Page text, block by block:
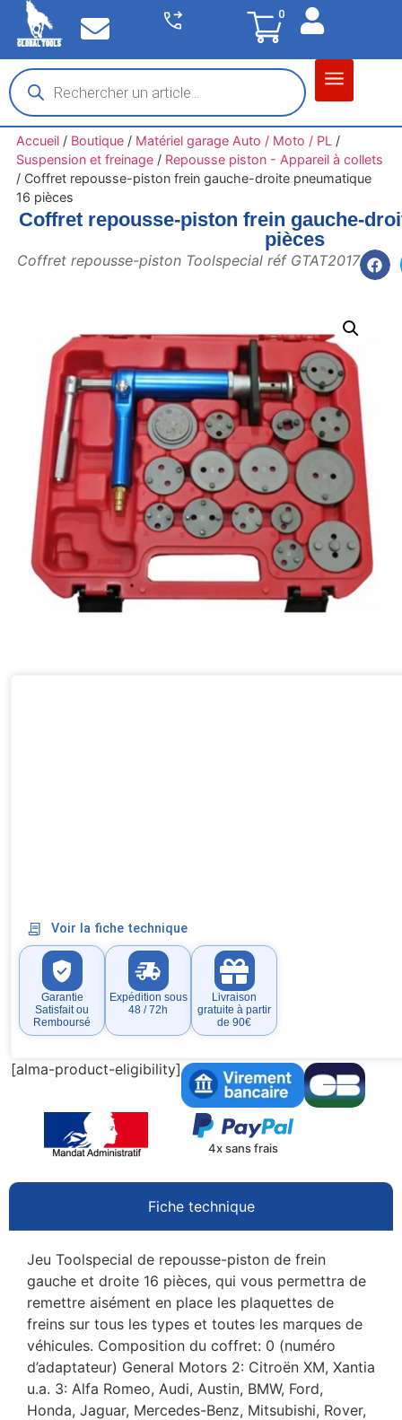
0
Accueil/ Boutique/ Matériel garage Auto / Moto / PL /
Suspension et freinage/ Repousse piston - Appareil à collets
/ Coffret repousse-piston frein gauche-droite pneumatique
16 pièces
Coffret repousse-piston frein gauche-
pièces
Coffret repousse-piston Toolspecial réf GTAT2017
Voir la fiche technique
Garantie
Satisfait ou
Remboursé
Expédition sous
48 / 72h
Livraison
gratuite à partir
de 90€
[alma-product-eligibility]
4x sans frais
Fiche technique
Jeu Toolspecial de repousse-piston de frein
gauche et droite 16 pièces, qui vous permettra de
remettre aisément en place les plaquettes de
freins sur tous les types et toutes les marques de
véhicules. Composition du coffret: 0 (numéro
d’adaptateur) General Motors 2: Citroën XM, Xantia
u.a. 3: Alfa Romeo, Audi, Austin, BMW, Ford,
Honda, Jaguar, Mercedes-Benz, Mitsubishi, Rover,